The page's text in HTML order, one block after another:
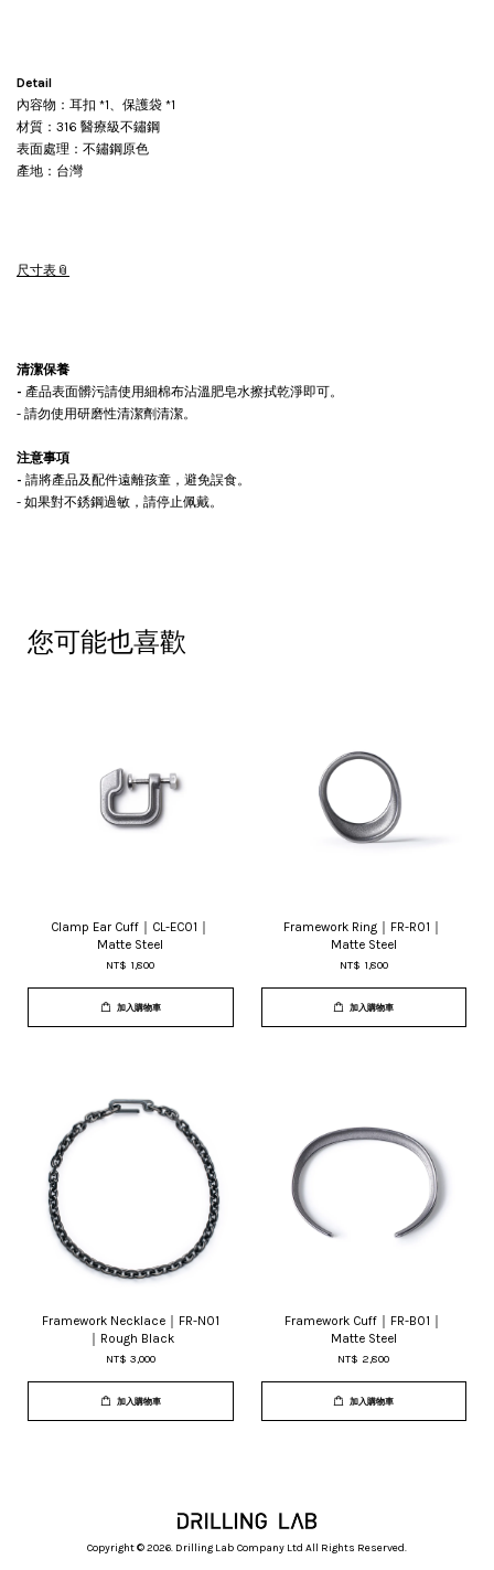
Detail
內容物：耳扣 *1、保護袋 *1
材質：316 醫療級不鏽鋼
表面處理：不鏽鋼原色
產地：台灣
尺寸表
清潔保養
- 產品表面髒污請使用細棉布沾溫肥皂水擦拭乾淨即可。
- 請勿使用研磨性清潔劑清潔。
注意事項
- 請將產品及配件遠離孩童，避免誤食。
- 如果對不銹鋼過敏，請停止佩戴。
您可能也喜歡
Clamp Ear Cuff｜CL-EC01｜
Matte Steel
NT$ 1,800
加入購物車
Framework Ring｜FR-R01｜
Matte Steel
NT$ 1,800
加入購物車
Framework Necklace｜FR-N01
｜Rough Black
NT$ 3,000
加入購物車
Framework Cuff｜FR-B01｜
Matte Steel
NT$ 2,800
加入購物車
Copyright © 2026. Drilling Lab Company Ltd All Rights Reserved.